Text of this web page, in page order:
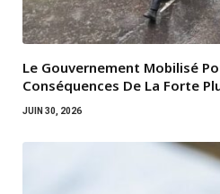
Le Gouvernement Mobilisé
Conséquences De La Forte
JUIN 30, 2026